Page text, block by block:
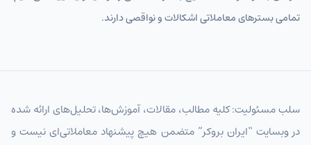
تمامی بسترهای معاملاتی اشکالات و نواقصی دارند.
سلب مسئولیت: کلیه مطالب، مقالات، آموزش‌ها، تحلیل‌های ارائه شده
در وبسایت “ایران بروکر” متضمن هیچ پیشنهاد معاملاتی‌ای نیست و